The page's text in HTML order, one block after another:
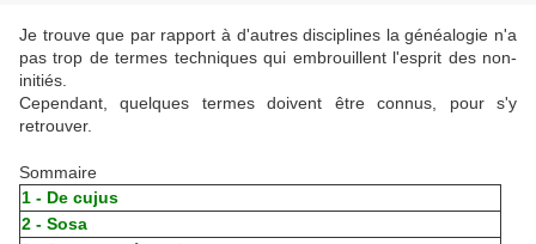
Je trouve que par rapport à d'autres disciplines la généalogie n'a
pas trop de termes techniques qui embrouillent l'esprit des non-
initiés.
Cependant, quelques termes doivent être connus, pour s'y
retrouver.
Sommaire
1 - De cujus
2 - Sosa